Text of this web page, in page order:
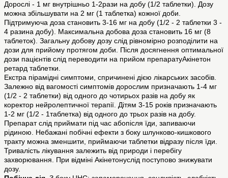
Дорослі - 1 мг внутрішньо 1-2рази на добу (1/2 таблетки). Дозу
можна збільшувати на 2 мг (1 таблетка) кожної доби.
Підтримуюча доза становить 3-16 мг на добу (1/2 - 2 таблетки 3 -
4 разина добу). Максимальна добова доза становить 16 мг (8
таблеток). Загальну добову дозу слід рівномірно розподілити на
дози для прийому протягом доби. Після досягнення оптимальної
дози пацієнтів слід переводити на прийом препаратуАкінетон
ретард таблетки.
Екстра пірамідні симптоми, спричинені дією лікарських засобів.
Залежно від вагомості симптомів дорослим призначають 1-4 мг
(1/2 - 2 таблетки) від одного до чотирьох разів на добу як
коректор нейролептичної терапії. Дітям 3-15 років призначають
1-2 мг (1/2 - 1таблетка) від одного до трьох разів на добу.
Препарат слід приймати під час абопісля їди, запиваючи
рідиною. Небажані побічні ефекти з боку шлунково-кишкового
тракту можна зменшити, приймаючи таблетки відразу після їди.
Тривалість лікування залежить від природи і перебігу
захворювання. При відміні Акінетонуслід поступово знижувати
дозу.